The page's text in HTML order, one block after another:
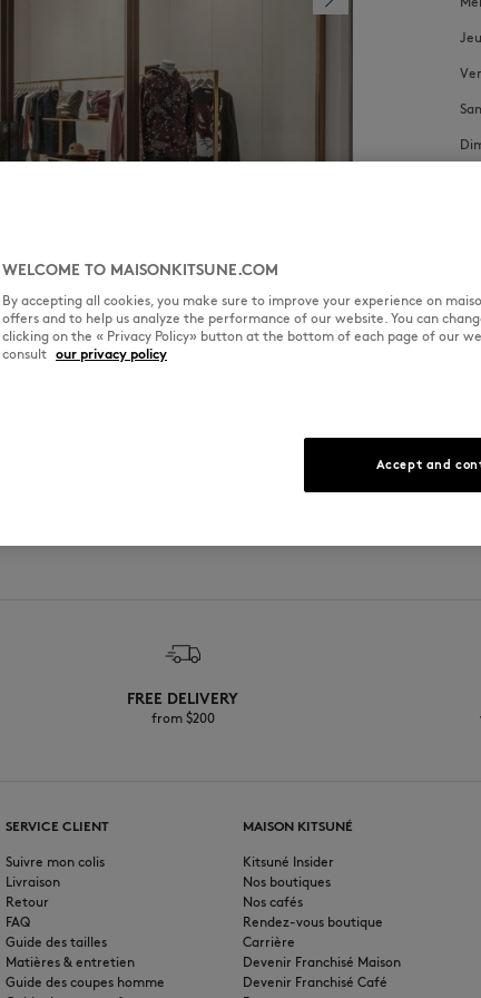
FREE DELIVERY
from $200
SERVICE CLIENT
Suivre mon colis
Livraison
Retour
FAQ
Guide des tailles
Matières & entretien
Guide des coupes homme
MAISON KITSUNÉ
Kitsuné Insider
Nos boutiques
Nos cafés
Rendez-vous boutique
Carrière
Devenir Franchisé Maison
Devenir Franchisé Café
WELCOME TO MAISONKITSUNE.COM
By accepting all cookies, you make sure to improve your experience on
offers and to help us analyze the performance of our website. You can
clicking on the « Privacy Policy» button at the bottom of each page of our
consult our privacy policy
Accept and